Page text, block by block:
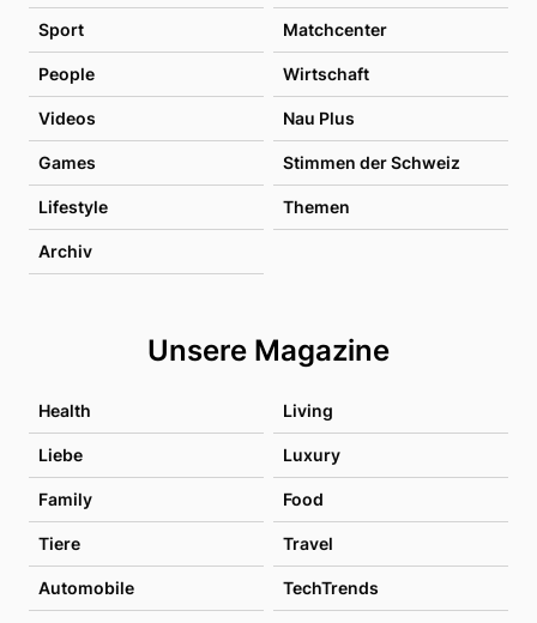
Sport Matchcenter
People Wirtschaft
Videos Nau Plus
Games Stimmen der Schweiz
Lifestyle Themen
Archiv
Unsere Magazine
Health Living
Liebe Luxury
Family Food
Tiere Travel
Automobile TechTrends